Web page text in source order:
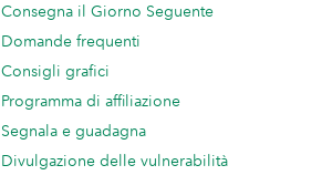
Consegna il Giorno Seguente
Domande frequenti
Consigli grafici
Programma di affiliazione
Segnala e guadagna
Divulgazione delle vulnerabilità